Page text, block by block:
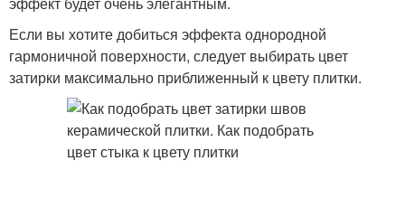
Если вы хотите добиться эффекта однородной
гармоничной поверхности, следует выбирать цвет
затирки максимально приближенный к цвету плитки.